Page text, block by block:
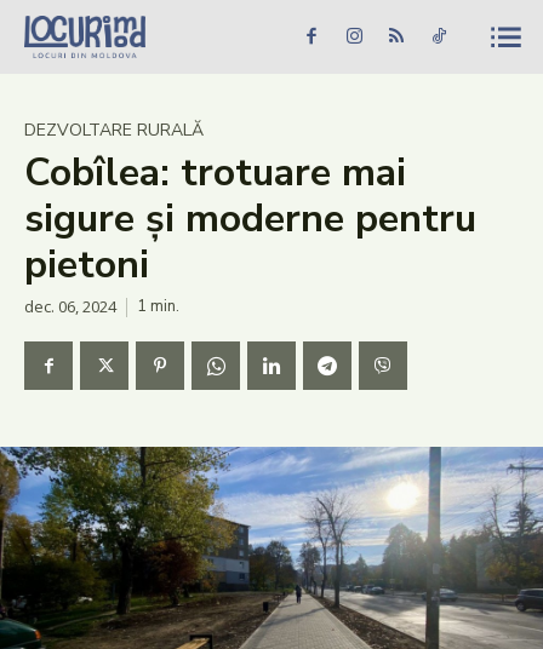
Caută în site... Căutare
Știri
Evenimente
Dezvoltare rurală
Turism
Vinării
Patrimoniu
Produs Acasă
DEZVOLTARE RURALĂ
Cobîlea: trotuare mai
sigure și moderne pentru
pietoni
dec. 06, 2024 1 min.